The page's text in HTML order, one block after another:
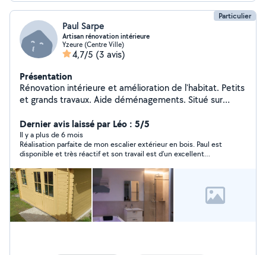
Particulier
Paul Sarpe
Artisan rénovation intérieure
Yzeure (Centre Ville)
4,7/5 (3 avis)
Présentation
Rénovation intérieure et amélioration de l'habitat. Petits
et grands travaux. Aide déménagements. Situé sur
Réalisation d'un devis et conseils gratuits
Dernier avis laissé par Léo : 5/5
Il y a plus de 6 mois
Réalisation parfaite de mon escalier extérieur en bois. Paul est
disponible et très réactif et son travail est d’un excellent